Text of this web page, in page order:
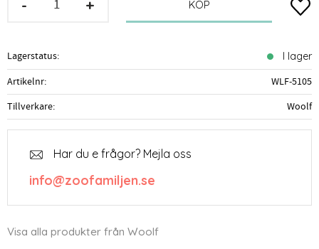
+
- KÖP
Lagerstatus I lager
Artikelnr
WLF-5105
Tillverkare
Woolf
Har du e frågor? Mejla oss
info@zoofamiljen.se
Visa alla produkter från Woolf